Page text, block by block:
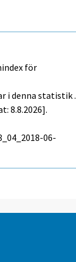
för
i denna statistik .
8.8.2026].
06-